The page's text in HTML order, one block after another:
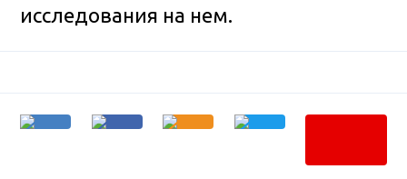
исследования на нем.